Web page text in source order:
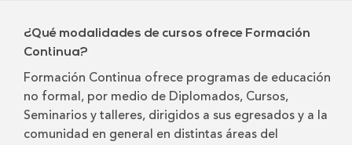
¿Qué modalidades de cursos ofrece Formación
Continua?
Formación Continua ofrece programas de educación
no formal, por medio de Diplomados, Cursos,
Seminarios y talleres, dirigidos a sus egresados y a la
comunidad en general en distintas áreas del